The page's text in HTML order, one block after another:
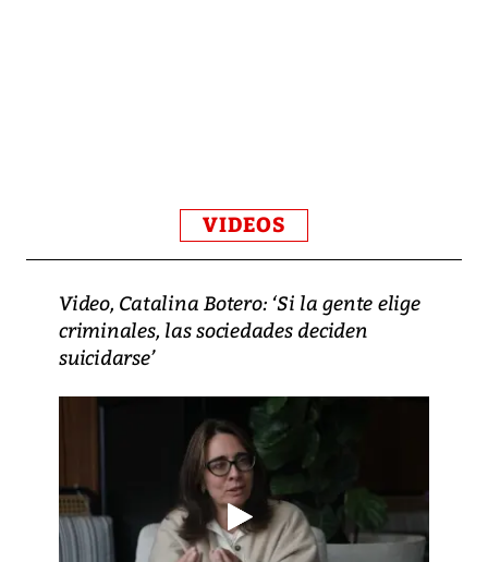
VIDEOS
Video, Catalina Botero: ‘Si la gente elige
criminales, las sociedades deciden
suicidarse’